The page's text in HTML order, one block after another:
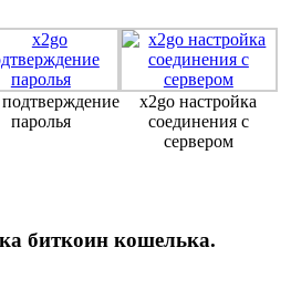
паролья
x2go настройка
соединения с
сервером
биткоин кошелька.